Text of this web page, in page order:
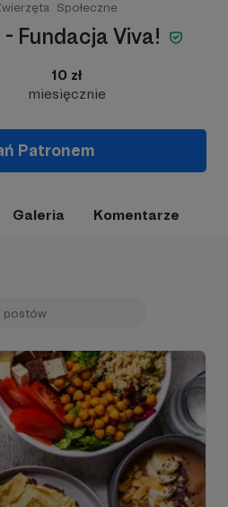
Społeczne
Fundacja Viva!
10 zł
miesięcznie
Patronem
Galeria Komentarze